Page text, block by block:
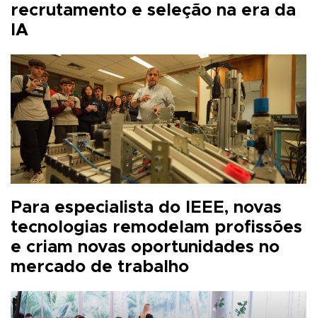
recrutamento e seleção na era da
IA
Para especialista do IEEE, novas
tecnologias remodelam profissões
e criam novas oportunidades no
mercado de trabalho